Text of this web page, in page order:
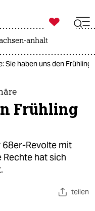

taz zahl ich
anhalt
Sie haben uns den Frühling
Frühling
68er-Revolte mit
hat sich
teilen